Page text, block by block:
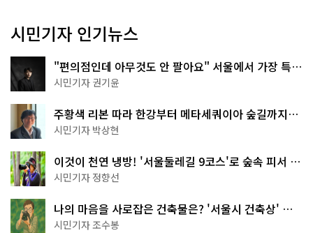
시민기자 인기뉴스
"편의점인데 아무것도 안 팔아요" 서울에서 가장 특별
한 편의점의 정체
시민기자 권기윤
주황색 리본 따라 한강부터 메타세쿼이아 숲길까지…
서울둘레길 15코스
시민기자 박상현
이것이 천연 냉방! '서울둘레길 9코스'로 숲속 피서 떠
나볼까
시민기자 정향선
나의 마음을 사로잡은 건축물은? '서울시 건축상' 수
상작 공개!
시민기자 조수봉